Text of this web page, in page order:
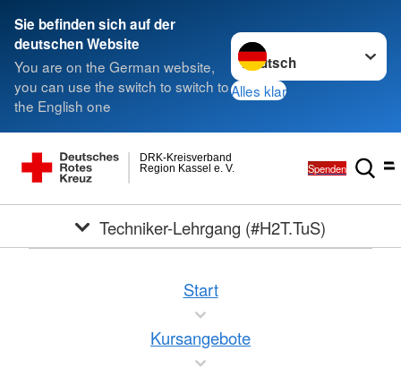
Sie befinden sich auf der
deutschen Website
You are on the German website,
you can use the switch to switch to
the English one
Sprache wechseln zu
Alles klar
Region Kassel e. V.
DRK-Kreisverband
Spenden
Techniker-Lehrgang (#H2T.TuS)
Start
Kursangebote